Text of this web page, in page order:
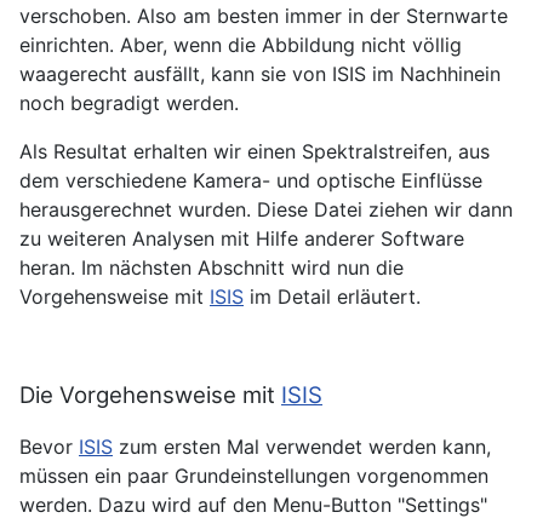
verschoben. Also am besten immer in der Sternwarte
einrichten. Aber, wenn die Abbildung nicht völlig
waagerecht ausfällt, kann sie von ISIS im Nachhinein
noch begradigt werden.
Als Resultat erhalten wir einen Spektralstreifen, aus
dem verschiedene Kamera- und optische Einflüsse
herausgerechnet wurden. Diese Datei ziehen wir dann
zu weiteren Analysen mit Hilfe anderer Software
heran. Im nächsten Abschnitt wird nun die
Vorgehensweise mit ISIS im Detail erläutert.
Die Vorgehensweise mit ISIS
Bevor ISIS zum ersten Mal verwendet werden kann,
müssen ein paar Grundeinstellungen vorgenommen
werden. Dazu wird auf den Menu-Button "Settings"